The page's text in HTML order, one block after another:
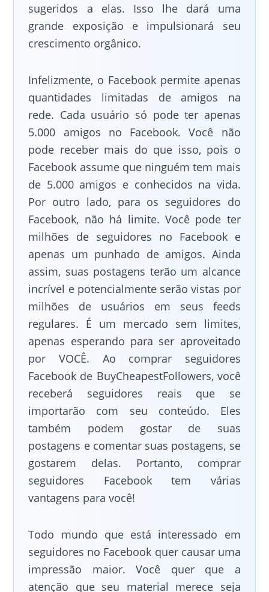
sugeridos a elas. Isso lhe dará uma
grande exposição e impulsionará seu
crescimento orgânico.
Infelizmente, o Facebook permite apenas
quantidades limitadas de amigos na
rede. Cada usuário só pode ter apenas
5.000 amigos no Facebook. Você não
pode receber mais do que isso, pois o
Facebook assume que ninguém tem mais
de 5.000 amigos e conhecidos na vida.
Por outro lado, para os seguidores do
Facebook, não há limite. Você pode ter
milhões de seguidores no Facebook e
apenas um punhado de amigos. Ainda
assim, suas postagens terão um alcance
incrível e potencialmente serão vistas por
milhões de usuários em seus feeds
regulares. É um mercado sem limites,
apenas esperando para ser aproveitado
por VOCÊ. Ao comprar seguidores
Facebook de BuyCheapestFollowers, você
receberá seguidores reais que se
importarão com seu conteúdo. Eles
também podem gostar de suas
postagens e comentar suas postagens, se
gostarem delas. Portanto, comprar
seguidores Facebook tem várias
vantagens para você!
Todo mundo que está interessado em
seguidores no Facebook quer causar uma
impressão maior. Você quer que a
atenção que seu material merece seja